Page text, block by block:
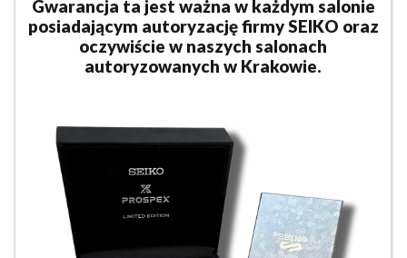
Gwarancja ta jest ważna w każdym salonie
posiadającym autoryzację firmy SEIKO oraz
oczywiście w naszych salonach
autoryzowanych w Krakowie.